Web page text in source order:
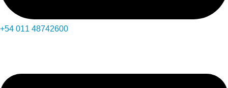
+54 011 48742600​